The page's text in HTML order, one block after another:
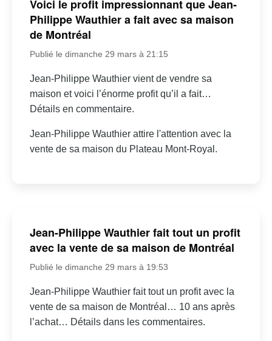
Voici le profit impressionnant que Jean-
Philippe Wauthier a fait avec sa maison
de Montréal
Publié le dimanche 29 mars à 21:15
Jean-Philippe Wauthier vient de vendre sa
maison et voici l’énorme profit qu’il a fait…
Détails en commentaire.
Jean-Philippe Wauthier attire l'attention avec la
vente de sa maison du Plateau Mont-Royal.
Jean-Philippe Wauthier fait tout un profit
avec la vente de sa maison de Montréal
Publié le dimanche 29 mars à 19:53
Jean-Philippe Wauthier fait tout un profit avec la
vente de sa maison de Montréal… 10 ans après
l’achat… Détails dans les commentaires.